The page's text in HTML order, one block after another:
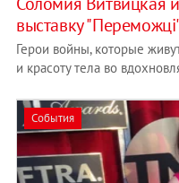
выставку
Герои войны, которые
и красоту тела во
События